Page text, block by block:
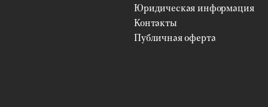
Юридическая информация
Контакты
Публичная оферта